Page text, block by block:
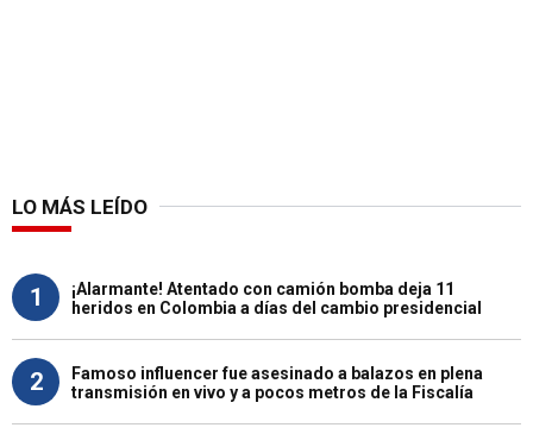
LO MÁS LEÍDO
1
¡Alarmante! Atentado con camión bomba deja 11
heridos en Colombia a días del cambio presidencial
2
Famoso influencer fue asesinado a balazos en plena
transmisión en vivo y a pocos metros de la Fiscalía